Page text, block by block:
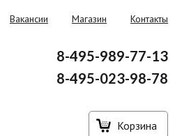
Вакансии Магазин Контакты
8-495-989-77-13
8-495-023-98-78
Корзина